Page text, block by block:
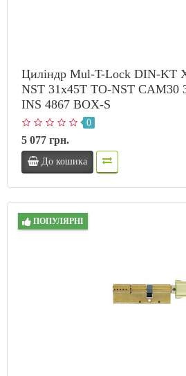
Циліндр Mul-T-Lock DIN-KT
NST 31x45T TO-NST
INS 4867 BOX-S
0
5 077 грн.
До кошика
ПОПУЛЯРНІ